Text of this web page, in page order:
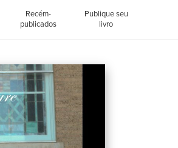
Recém-
publicados
Publique seu
livro